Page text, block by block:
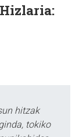
hitzak
tokiko